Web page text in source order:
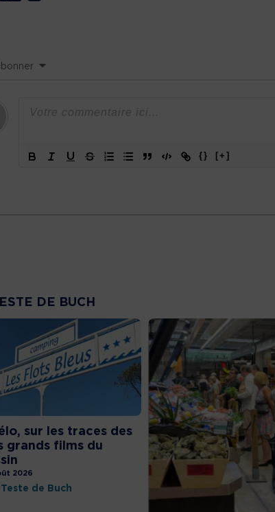
{} [+]
DE BUCH
sur les traces des
grands films du
2026
de Buch